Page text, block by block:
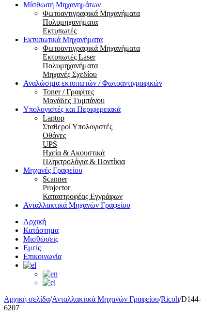
Μίσθωση Μηχανημάτων
Φωτοαντιγραφικά Μηχανήματα
Πολυμηχανήματα
Εκτυπωτές
Εκτυπωτικά Μηχανήματα
Φωτοαντιγραφικά Μηχανήματα
Εκτυπωτές Laser
Πολυμηχανήματα
Μηχανές Σχεδίου
Αναλώσιμα εκτυπωτών / Φωτοαντιγραφικών
Toner / Γραφίτες
Μονάδες Τυμπάνου
Υπολογιστές και Περιφερειακά
Laptop
Σταθεροί Υπολογιστές
Οθόνες
UPS
Ηχεία & Ακουστικά
Πληκτρολόγια & Ποντίκια
Μηχανές Γραφείου
Scanner
Projector
Καταστροφέας Εγγράφων
Ανταλλακτικά Μηχανών Γραφείου
Αρχική
Κατάστημα
Μισθώσεις
Εμείς
Επικοινωνία
Αρχική σελίδα/Ανταλλακτικά Μηχανών Γραφείου/Ricoh/D144-
6207